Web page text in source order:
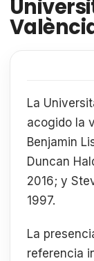
La
acogido la
Benjamin
Duncan
2016; y
1997.
La
referencia